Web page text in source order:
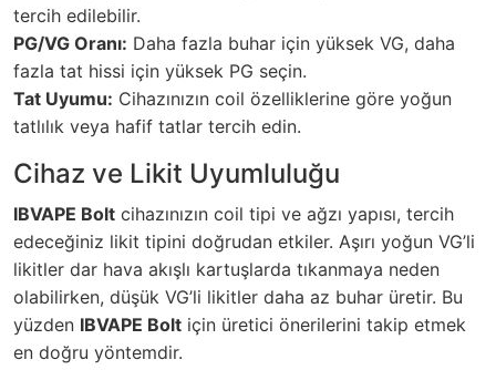
tercih edilebilir.
PG/VG Oranı: Daha fazla buhar için yüksek VG, daha
fazla tat hissi için yüksek PG seçin.
Tat Uyumu: Cihazınızın coil özelliklerine göre yoğun
tatlılık veya hafif tatlar tercih edin.
Cihaz ve Likit Uyumluluğu
IBVAPE Bolt cihazınızın coil tipi ve ağzı yapısı, tercih
edeceğiniz likit tipini doğrudan etkiler. Aşırı yoğun VG’li
likitler dar hava akışlı kartuşlarda tıkanmaya neden
olabilirken, düşük VG’li likitler daha az buhar üretir. Bu
yüzden IBVAPE Bolt için üretici önerilerini takip etmek
en doğru yöntemdir.